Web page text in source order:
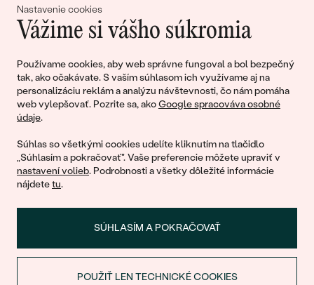
Nastavenie cookies
Vážime si vášho súkromia
Používame cookies, aby web správne fungoval a bol bezpečný
tak, ako očakávate. S vaším súhlasom ich využívame aj na
personalizáciu reklám a analýzu návštevnosti, čo nám pomáha
web vylepšovať. Pozrite sa, akoGoogle spracováva osobné
údaje.
Súhlas so všetkými cookies udelíte kliknutím na tlačidlo
„Súhlasím a pokračovať". Vaše preferencie môžete upraviť v
nastavení volieb. Podrobnosti a všetky dôležité informácie
nájdetetu.
SÚHLASÍM A POKRAČOVAŤ
POUŽIŤ LEN TECHNICKÉ COOKIES
Spoločne tvoríme príbehy krásy a
lásky
Pripojte sa k nám!